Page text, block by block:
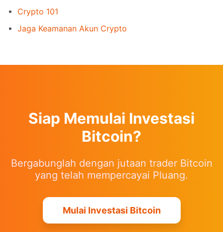
Crypto 101
Jaga Keamanan Akun Crypto
Siap Memulai Investasi
Bitcoin?
Bergabunglah dengan jutaan trader Bitcoin
yang telah mempercayai Pluang.
Mulai Investasi Bitcoin